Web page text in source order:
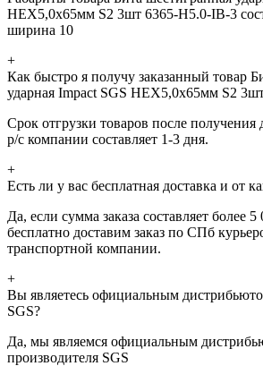
HEX5,0х65мм S2 3шт 6365-H5.0-IB-3
ширина 10
+
Как быстро я получу заказанный товар
ударная Impact SGS HEX5,0х65мм S2
Срок отгрузки товаров после получения
р/с компании составляет 1-3 дня.
+
Есть ли у вас бесплатная доставка и от
Да, если сумма заказа составляет более
бесплатно доставим заказ по СПб
транспортной компании.
+
Вы являетесь официальным
SGS?
Да, мы являемся официальным
производителя SGS